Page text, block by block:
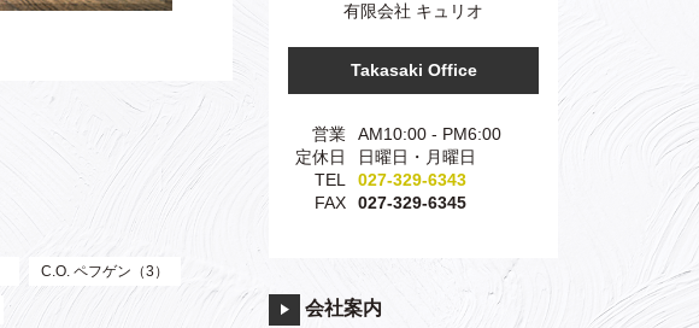
C.O. ペフゲン（3）
有限会社 キュリオ
Takasaki Office
営業
AM10:00 - PM6:00
定休日
日曜日・月曜日
TEL
027-329-6343
FAX
027-329-6345
会社案内